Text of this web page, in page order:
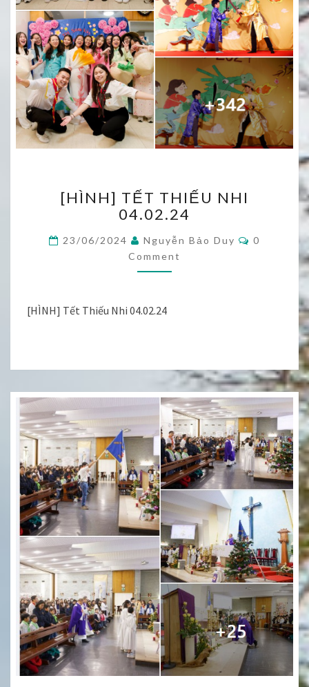
TẾT
THIẾU
04.02.24
[HÌNH] TẾT THIẾU NHI
04.02.24
23/06/2024 Nguyễn Bảo Duy Comments
0
Comment
[HÌNH] Tết Thiếu Nhi 04.02.24